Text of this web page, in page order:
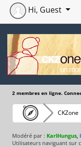
Hi, Guest
2 membres en ligne.
CKZone
Modéré par : KarlHungus
Utilisateurs naviguant sur